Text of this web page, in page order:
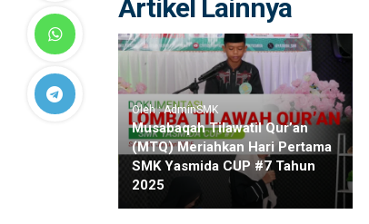
Artikel Lainnya
Oleh : AdminSMK
Musabaqah Tilawatil Qur’an
(MTQ) Meriahkan Hari Pertama
SMK Yasmida CUP #7 Tahun
2025